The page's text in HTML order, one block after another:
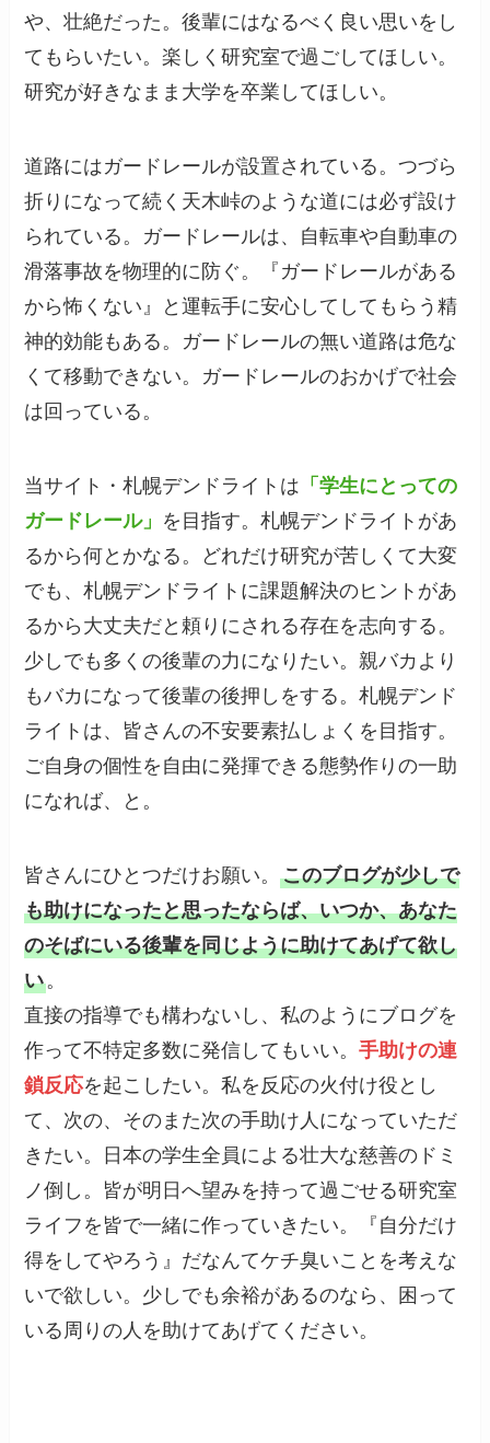
や、壮絶だった。後輩にはなるべく良い思いをし
てもらいたい。楽しく研究室で過ごしてほしい。
研究が好きなまま大学を卒業してほしい。
道路にはガードレールが設置されている。つづら
折りになって続く天木峠のような道には必ず設け
られている。ガードレールは、自転車や自動車の
滑落事故を物理的に防ぐ。『ガードレールがある
から怖くない』と運転手に安心してしてもらう精
神的効能もある。ガードレールの無い道路は危な
くて移動できない。ガードレールのおかげで社会
は回っている。
当サイト・札幌デンドライトは 「学生にとっての
ガードレール」 を目指す。札幌デンドライトがあ
るから何とかなる。どれだけ研究が苦しくて大変
でも、札幌デンドライトに課題解決のヒントがあ
るから大丈夫だと頼りにされる存在を志向する。
少しでも多くの後輩の力になりたい。親バカより
もバカになって後輩の後押しをする。札幌デンド
ライトは、皆さんの不安要素払しょくを目指す。
ご自身の個性を自由に発揮できる態勢作りの一助
になれば、と。
皆さんにひとつだけお願い。このブログが少しで
も助けになったと思ったならば、いつか、あなた
のそばにいる後輩を同じように助けてあげて欲し
い。
直接の指導でも構わないし、私のようにブログを
作って不特定多数に発信してもいい。手助けの連
鎖反応を起こしたい。私を反応の火付け役とし
て、次の、そのまた次の手助け人になっていただ
きたい。日本の学生全員による壮大な慈善のドミ
ノ倒し。皆が明日へ望みを持って過ごせる研究室
ライフを皆で一緒に作っていきたい。『自分だけ
得をしてやろう』だなんてケチ臭いことを考えな
いで欲しい。少しでも余裕があるのなら、困って
いる周りの人を助けてあげてください。